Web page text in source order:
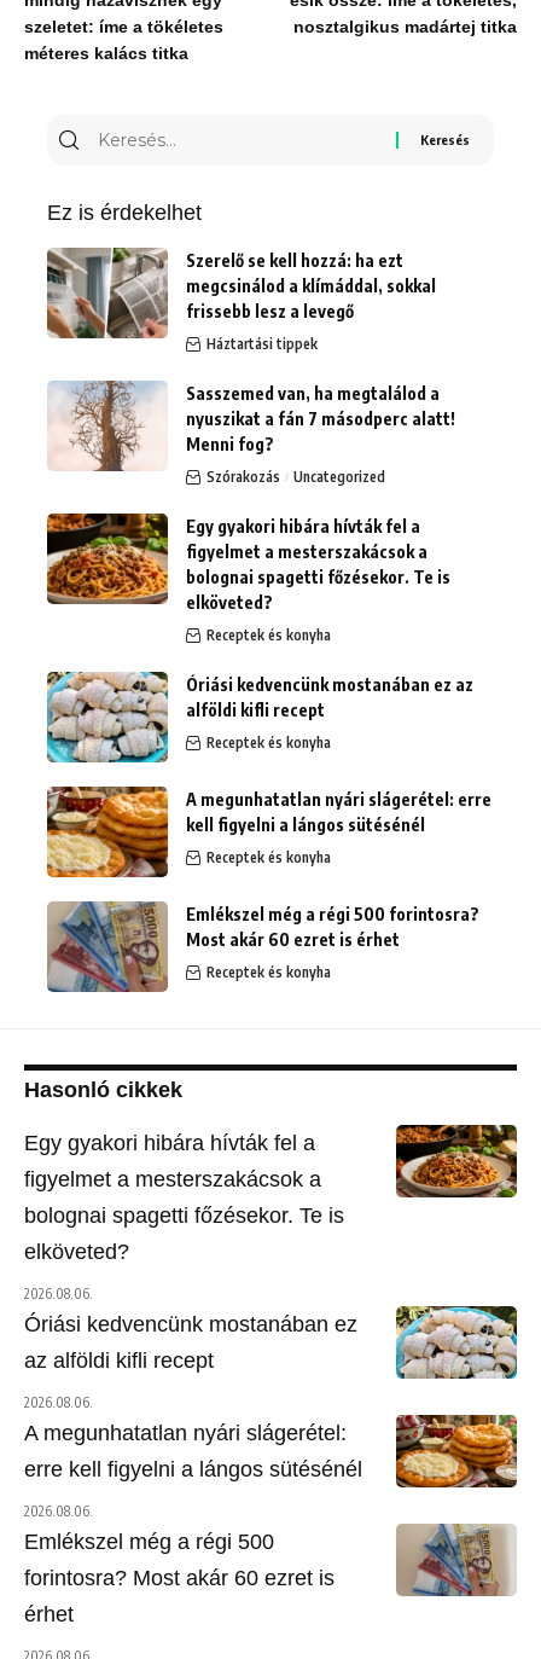
szeletet: íme a tökéletes
méteres kalács titka
nosztalgikus madártej titka
Keresés
Ez is érdekelhet
Szerelő se kell hozzá: ha ezt
megcsinálod a klímáddal, sokkal
frissebb lesz a levegő
Háztartási tippek
Sasszemed van, ha megtalálod a
nyuszikat a fán 7 másodperc alatt!
Menni fog?
Szórakozás Uncategorized
Egy gyakori hibára hívták fel a
figyelmet a mesterszakácsok a
bolognai spagetti főzésekor. Te is
elköveted?
Receptek és konyha
Óriási kedvencünk mostanában ez az
alföldi kifli recept
Receptek és konyha
A megunhatatlan nyári slágerétel: erre
kell figyelni a lángos sütésénél
Receptek és konyha
Emlékszel még a régi 500 forintosra?
Most akár 60 ezret is érhet
Receptek és konyha
Hasonló cikkek
Egy gyakori hibára hívták fel a
figyelmet a mesterszakácsok a
bolognai spagetti főzésekor. Te is
elköveted?
2026.08.06.
Óriási kedvencünk mostanában ez
az alföldi kifli recept
2026.08.06.
A megunhatatlan nyári slágerétel:
erre kell figyelni a lángos sütésénél
2026.08.06.
Emlékszel még a régi 500
forintosra? Most akár 60 ezret is
érhet